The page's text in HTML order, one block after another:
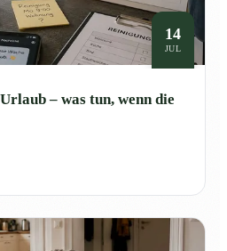
14
JUL
– was tun, wenn die